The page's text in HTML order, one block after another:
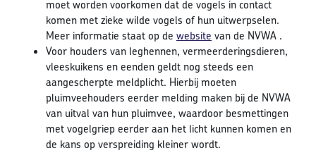
moet worden voorkomen dat de vogels in contact
komen met zieke wilde vogels of hun uitwerpselen.
Meer informatie staat op de website van de NVWA .
Voor houders van leghennen, vermeerderingsdieren,
vleeskuikens en eenden geldt nog steeds een
aangescherpte meldplicht. Hierbij moeten
pluimveehouders eerder melding maken bij de NVWA
van uitval van hun pluimvee, waardoor besmettingen
met vogelgriep eerder aan het licht kunnen komen en
de kans op verspreiding kleiner wordt.